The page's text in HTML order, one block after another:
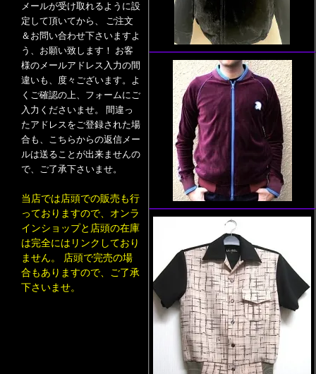
メールが受け取れるように設
定して頂いてから、 ご注文
＆お問い合わせ下さいますよ
う、お願い致します！ お客
様のメールアドレス入力の間
違いも、度々ございます。よ
くご確認の上、フォームにご
入力くださいませ。 間違っ
たアドレスをご登録された場
合も、こちらからの返信メー
ルは送ることが出来ませんの
で、ご了承下さいませ。
当店では店頭での販売も行
っておりますので、オンラ
インショップと店頭の在庫
は完全にはリンクしており
ません。 店頭で完売の場
合もありますので、ご了承
下さいませ。